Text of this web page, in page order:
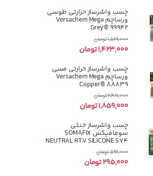
چسب واشرساز حرارتی طوسی
ورساچم Versachem Mega
Grey® 99942
1,423,000تومان
1,569,000تومان
چسب واشرساز حرارتی مسی
ورساچم Versachem Mega
Copper® 88839
1,859,000تومان
2,421,000تومان
چسب واشرساز خنثی
سومافیکس SOMAFIX
NEUTRAL RTV SILICONE S74
295,000تومان
596,000تومان